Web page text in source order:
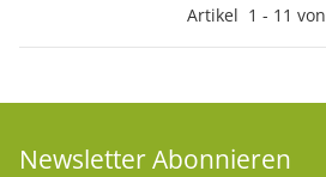
Artikel 1 - 11 von
Newsletter Abonnieren